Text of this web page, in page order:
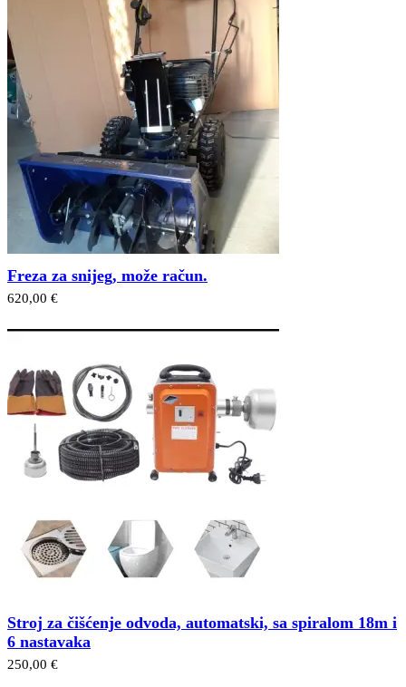
Freza za snijeg, može račun.
620,00 €
Stroj za čišćenje odvoda, automatski, sa spiralom 18m i
6 nastavaka
250,00 €